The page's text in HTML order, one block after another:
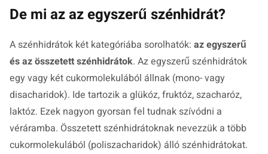
De mi az az egyszerű szénhidrát?
A szénhidrátok két kategóriába sorolhatók: az egyszerű
és az összetett szénhidrátok. Az egyszerű szénhidrátok
egy vagy két cukormolekulából állnak (mono- vagy
disacharidok). Ide tartozik a glükóz, fruktóz, szacharóz,
laktóz. Ezek nagyon gyorsan fel tudnak szívódni a
véráramba. Összetett szénhidrátoknak nevezzük a több
cukormolekulából (poliszacharidok) álló szénhidrátokat.